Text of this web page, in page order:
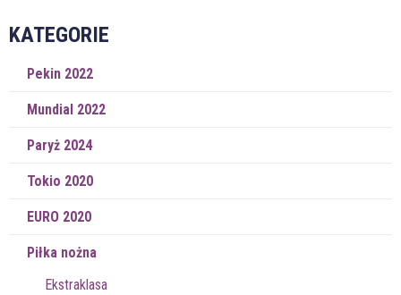
KATEGORIE
Pekin 2022
Mundial 2022
Paryż 2024
Tokio 2020
EURO 2020
Piłka nożna
Ekstraklasa